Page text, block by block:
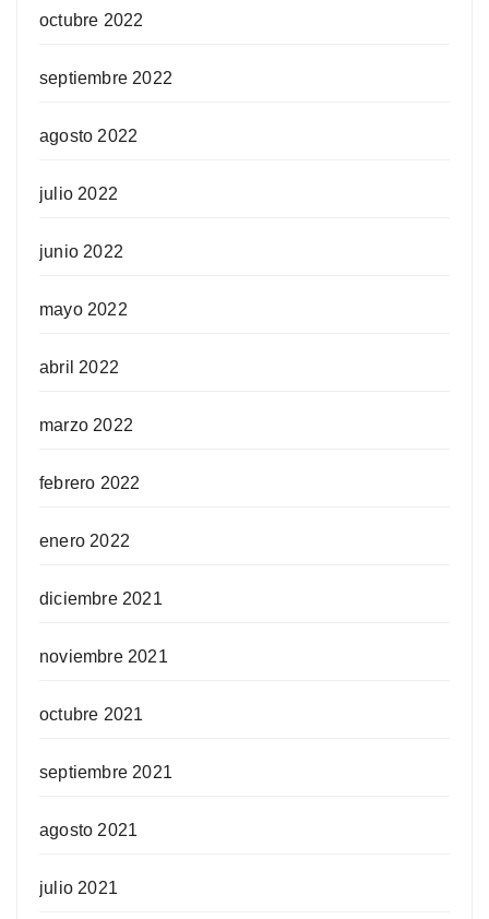
octubre 2022
septiembre 2022
agosto 2022
julio 2022
junio 2022
mayo 2022
abril 2022
marzo 2022
febrero 2022
enero 2022
diciembre 2021
noviembre 2021
octubre 2021
septiembre 2021
agosto 2021
julio 2021